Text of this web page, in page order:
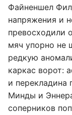
Файненшел
напряжения и
превосходили
мяч упорно не
редкую
каркас ворот:
и перекладина
Минды и
соперников